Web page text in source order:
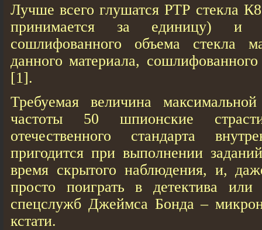
Лучше всего глушатся РТР стекла К8
принимается за единицу) и
сошлифованного объема стекла
данного материала,
[1].
Требуемая величина
частоты 50 шпионские
отечественного стандарта
пригодится при выполнении
время скрытого наблюдения, и,
просто поиграть в детектива или
спецслужб Джеймса Бонда –
кстати.